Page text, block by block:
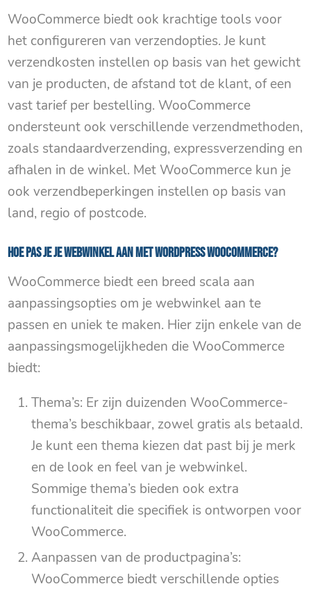
WooCommerce biedt ook krachtige tools voor
het configureren van verzendopties. Je kunt
verzendkosten instellen op basis van het gewicht
van je producten, de afstand tot de klant, of een
vast tarief per bestelling. WooCommerce
ondersteunt ook verschillende verzendmethoden,
zoals standaardverzending, expressverzending en
afhalen in de winkel. Met WooCommerce kun je
ook verzendbeperkingen instellen op basis van
land, regio of postcode.
Hoe pas je je webwinkel aan met WordPress Woocommerce?
WooCommerce biedt een breed scala aan
aanpassingsopties om je webwinkel aan te
passen en uniek te maken. Hier zijn enkele van de
aanpassingsmogelijkheden die WooCommerce
biedt:
Thema’s: Er zijn duizenden WooCommerce-
thema’s beschikbaar, zowel gratis als betaald.
Je kunt een thema kiezen dat past bij je merk
en de look en feel van je webwinkel.
Sommige thema’s bieden ook extra
functionaliteit die specifiek is ontworpen voor
WooCommerce.
Aanpassen van de productpagina’s:
WooCommerce biedt verschillende opties